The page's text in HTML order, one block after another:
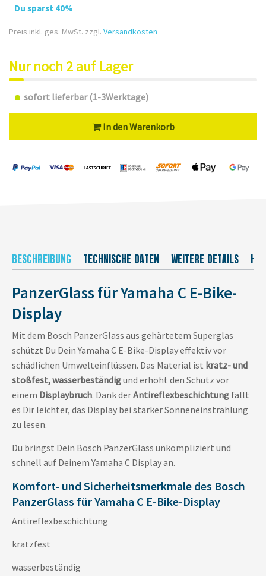
Du sparst 40%
Preis inkl. ges. MwSt. zzgl. Versandkosten
Nur noch 2 auf Lager
sofort lieferbar (1-3Werktage)
In den Warenkorb
BESCHREIBUNG TECHNISCHE DATEN WEITERE DETAILS
PanzerGlass für Yamaha C E-Bike-
Display
Mit dem Bosch PanzerGlass aus gehärtetem Superglas
schützt Du Dein Yamaha C E-Bike-Display effektiv vor
schädlichen Umwelteinflüssen. Das Material ist kratz- und
stoßfest, wasserbeständigund erhöht den Schutz vor
einem Displaybruch. Dank derAntireflexbeschichtung fällt
es Dir leichter, das Display bei starker Sonneneinstrahlung
zu lesen.
Du bringst Dein Bosch PanzerGlass unkompliziert und
schnell auf Deinem Yamaha C Display an.
Komfort- und Sicherheitsmerkmale des Bosch
PanzerGlass für Yamaha C E-Bike-Display
Antireflexbeschichtung
kratzfest
wasserbeständig